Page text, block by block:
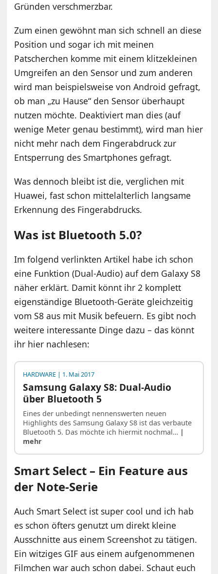
Gründen verschmerzbar.
Zum einen gewöhnt man sich schnell an diese
Position und sogar ich mit meinen
Patscherchen komme mit einem klitzekleinen
Umgreifen an den Sensor und zum anderen
wird man beispielsweise von Android gefragt,
ob man „zu Hause“ den Sensor überhaupt
nutzen möchte. Deaktiviert man dies (auf
wenige Meter genau bestimmt), wird man hier
nicht mehr nach dem Fingerabdruck zur
Entsperrung des Smartphones gefragt.
Was dennoch bleibt ist die, verglichen mit
Huawei, fast schon mittelalterlich langsame
Erkennung des Fingerabdrucks.
Was ist Bluetooth 5.0?
Im folgend verlinkten Artikel habe ich schon
eine Funktion (Dual-Audio) auf dem Galaxy S8
näher erklärt. Damit könnt ihr 2 komplett
eigenständige Bluetooth-Geräte gleichzeitig
vom S8 aus mit Musik befeuern. Es gibt noch
weitere interessante Dinge dazu – das könnt
ihr hier nachlesen:
HARDWARE | 1. Mai 2017
Samsung Galaxy S8: Dual-Audio
über Bluetooth 5
Eines der unbedingt nennenswerten neuen
Highlights des Samsung Galaxy S8 ist das verbaute
Bluetooth 5. Das möchte ich hiermit nochmal… |
mehr
Smart Select – Ein Feature aus
der Note-Serie
Auch Smart Select ist super cool und ich hab
es schon öfters genutzt um direkt kleine
Ausschnitte aus einem Screenshot zu tätigen.
Ein witziges GIF aus einem aufgenommenen
Filmchen war auch schon dabei. Schaut euch